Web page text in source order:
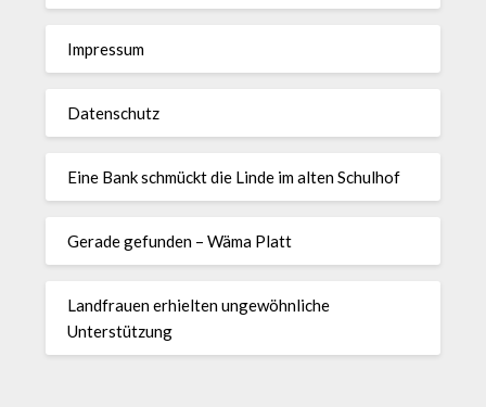
Impressum
Datenschutz
Eine Bank schmückt die Linde im alten Schulhof
Gerade gefunden – Wäma Platt
Landfrauen erhielten ungewöhnliche
Unterstützung